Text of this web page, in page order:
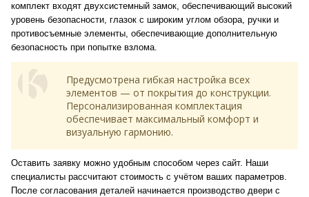
комплект входят двухсистемный замок, обеспечивающий высокий
уровень безопасности, глазок с широким углом обзора, ручки и
противосъемные элементы, обеспечивающие дополнительную
безопасность при попытке взлома.
Предусмотрена гибкая настройка всех
элементов — от покрытия до конструкции.
Персонализированная комплектация
обеспечивает максимальный комфорт и
визуальную гармонию.
Оставить заявку можно удобным способом через сайт. Наши
специалисты рассчитают стоимость с учётом ваших параметров.
После согласования деталей начинается производство двери с